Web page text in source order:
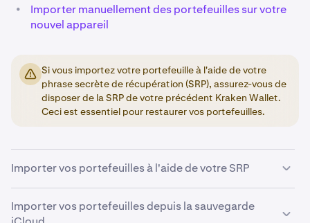
•
Importer manuellement des portefeuilles sur votre
nouvel appareil
Si vous importez votre portefeuille à l'aide de votre
phrase secrète de récupération (SRP), assurez-vous de
disposer de la SRP de votre précédent Kraken Wallet.
Ceci est essentiel pour restaurer vos portefeuilles.
Importer vos portefeuilles à l'aide de votre SRP
1 Téléchargez l'application officielle Kraken Wallet
Importer vos portefeuilles depuis la sauvegarde